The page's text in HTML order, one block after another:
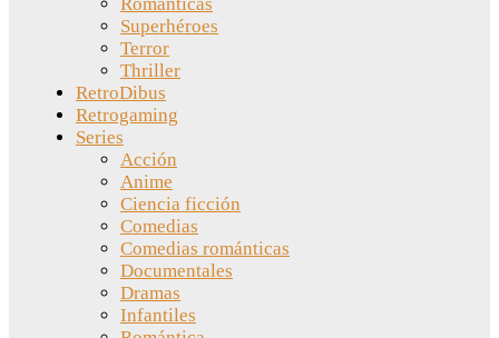
Superhéroes
Terror
Thriller
RetroDibus
Retrogaming
Series
Acción
Anime
Ciencia ficción
Comedias
Comedias románticas
Documentales
Dramas
Infantiles